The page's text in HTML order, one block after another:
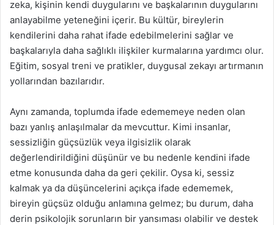
zeka, kişinin kendi duygularını ve başkalarının duygularını
anlayabilme yeteneğini içerir. Bu kültür, bireylerin
kendilerini daha rahat ifade edebilmelerini sağlar ve
başkalarıyla daha sağlıklı ilişkiler kurmalarına yardımcı olur.
Eğitim, sosyal treni ve pratikler, duygusal zekayı artırmanın
yollarından bazılarıdır.
Aynı zamanda, toplumda ifade edememeye neden olan
bazı yanlış anlaşılmalar da mevcuttur. Kimi insanlar,
sessizliğin güçsüzlük veya ilgisizlik olarak
değerlendirildiğini düşünür ve bu nedenle kendini ifade
etme konusunda daha da geri çekilir. Oysa ki, sessiz
kalmak ya da düşüncelerini açıkça ifade edememek,
bireyin güçsüz olduğu anlamına gelmez; bu durum, daha
derin psikolojik sorunların bir yansıması olabilir ve destek